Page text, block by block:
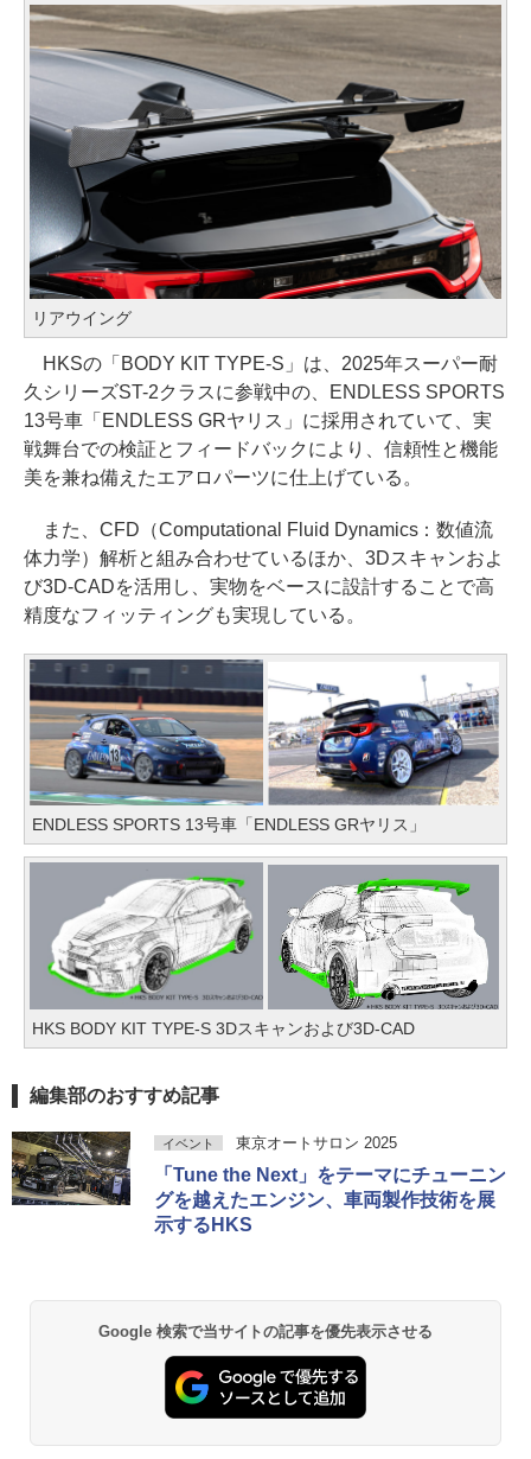
リアウイング
HKSの「BODY KIT TYPE-S」は、2025年スーパー耐
久シリーズST-2クラスに参戦中の、ENDLESS SPORTS
13号車「ENDLESS GRヤリス」に採用されていて、実
戦舞台での検証とフィードバックにより、信頼性と機能
美を兼ね備えたエアロパーツに仕上げている。
また、CFD（Computational Fluid Dynamics：数値流
体力学）解析と組み合わせているほか、3Dスキャンおよ
び3D-CADを活用し、実物をベースに設計することで高
精度なフィッティングも実現している。
ENDLESS SPORTS 13号車「ENDLESS GRヤリス」
HKS BODY KIT TYPE-S 3Dスキャンおよび3D-CAD
編集部のおすすめ記事
イベント 東京オートサロン 2025
「Tune the Next」をテーマにチューニン
グを越えたエンジン、車両製作技術を展
示するHKS
Google 検索で当サイトの記事を優先表示させる